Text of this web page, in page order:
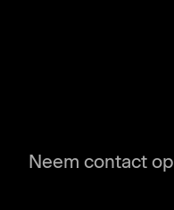
Neem contact op